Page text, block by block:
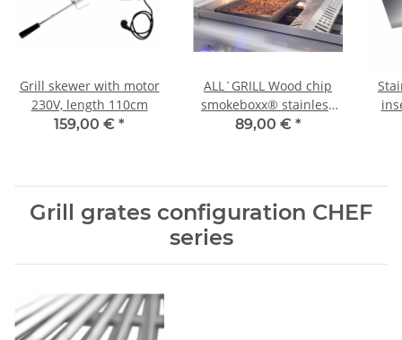
Grill skewer with motor
230V, length 110cm
159,00 € *
ALL´GRILL Wood chip
smokeboxx® stainless
steel for Chef-series,
89,00 € *
Grill grates configuration CHEF
series